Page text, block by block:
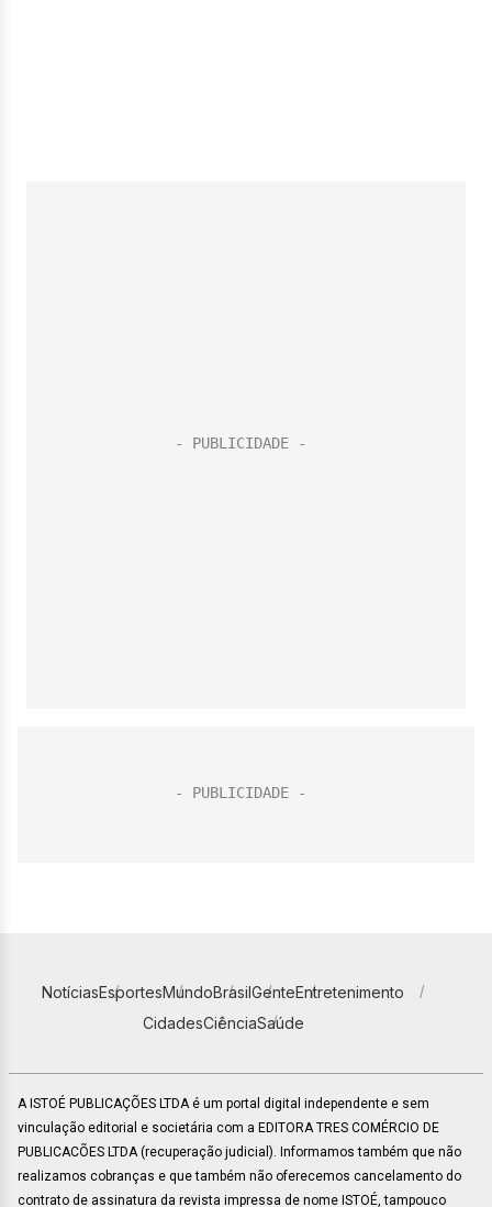
NotíciasEsportesMundoBrasilGenteEntretenimento
CidadesCiênciaSaúde
A ISTOÉ PUBLICAÇÕES LTDA é um portal digital independente e sem
vinculação editorial e societária com a EDITORA TRES COMÉRCIO DE
PUBLICACÕES LTDA (recuperação judicial). Informamos também que não
realizamos cobranças e que também não oferecemos cancelamento do
contrato de assinatura da revista impressa de nome ISTOÉ, tampouco